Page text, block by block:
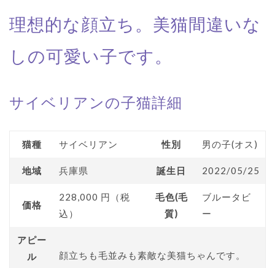
理想的な顔立ち。美猫間違いな
しの可愛い子です。
サイベリアンの子猫詳細
猫種 サイベリアン 性別 男の子(オス)
地域 兵庫県 誕生日 2022/05/25
価格
228,000 円（税
込）
毛色(毛
質)
ブルータビ
ー
アピー
ル
顔立ちも毛並みも素敵な美猫ちゃんです。